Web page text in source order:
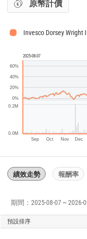
原幣計價
Invesco Dorsey Wright
2025-08-07
Sep Oct Nov Dec
0.0M
0.2M
0%
20%
40%
60%
績效走勢 報酬率
期間：2025-08-07 ~ 2026-
預設排序